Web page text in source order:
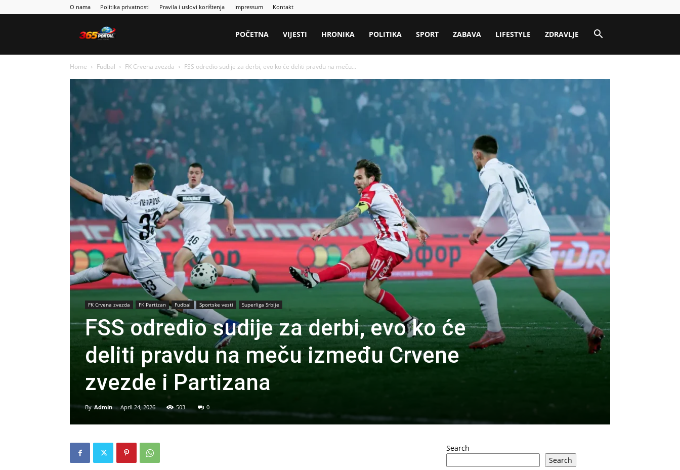
O nama Politika privatnosti Pravila i uslovi korištenja Impressum Kontakt
POČETNA VIJESTI HRONIKA POLITIKA SPORT ZABAVA LIFESTYLE ZDRAVLJE
Home Fudbal FK Crvena zvezda FSS odredio sudije za derbi, evo ko će deliti pravdu na meču...
FK Crvena zvezda FK Partizan Fudbal Sportske vesti Superliga Srbije
FSS odredio sudije za derbi, evo ko će
deliti pravdu na meču između Crvene
zvezde i Partizana
By Admin - April 24, 2026 503 0
Search
Search